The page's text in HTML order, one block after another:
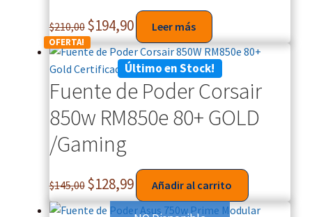
$210,00 $194,90 Leer más
OFERTA!
Último en Stock!
Fuente de Poder Corsair
850w RM850e 80+ GOLD
/Gaming
$145,00 $128,99 Añadir al carrito